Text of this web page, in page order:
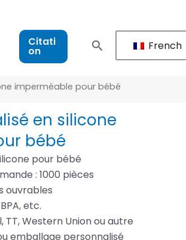
Citati
on French
imperméable pour bébé
en silicone
bébé
pour bébé
: 1000 pièces
ouvrables
etc.
TT, Western Union ou autre
emballage personnalisé